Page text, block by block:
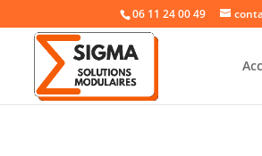
06 11 24 00 49